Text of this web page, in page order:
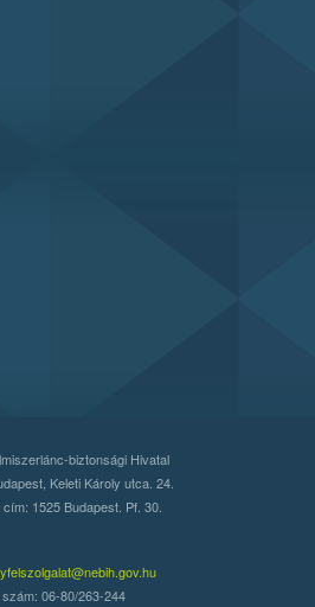
biztonsági Hivatal
Keleti Károly utca. 24.
1525 Budapest. Pf. 30.
06-80/263-244